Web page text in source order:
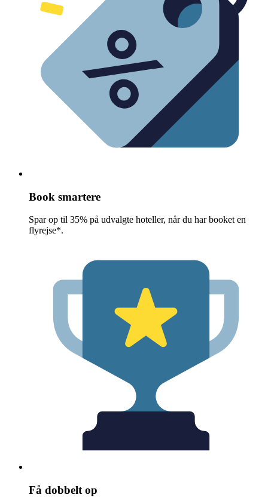
Book smartere
Spar op til 35% på udvalgte hoteller, når du har booket en
flyrejse*.
Få dobbelt op